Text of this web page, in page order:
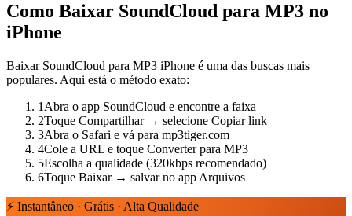
Como Baixar SoundCloud para MP3 no
iPhone
Baixar SoundCloud para MP3 iPhone é uma das buscas mais
populares. Aqui está o método exato:
1 Abra o app SoundCloud e encontre a faixa
2Toque Compartilhar → selecione Copiar link
3Abra o Safari e vá para mp3tiger.com
4Cole a URL e toque Converter para MP3
5Escolha a qualidade (320kbps recomendado)
6Toque Baixar → salvar no app Arquivos
⚡ Instantâneo · Grátis · Alta Qualidade